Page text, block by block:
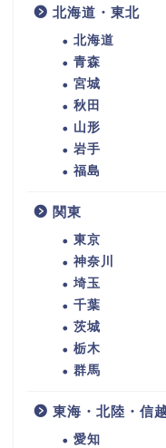
北海道・東北
北海道
青森
宮城
秋田
山形
岩手
福島
関東
東京
神奈川
埼玉
千葉
茨城
栃木
群馬
東海・北陸・信
愛知